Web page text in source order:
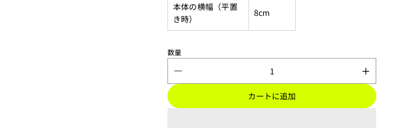
本体の横幅（平置
き時）
8cm
数量
カートに追加